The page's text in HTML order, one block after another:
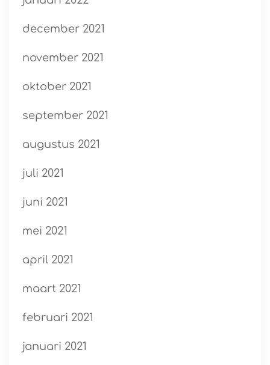
december 2021
november 2021
oktober 2021
september 2021
augustus 2021
juli 2021
juni 2021
mei 2021
april 2021
maart 2021
februari 2021
januari 2021